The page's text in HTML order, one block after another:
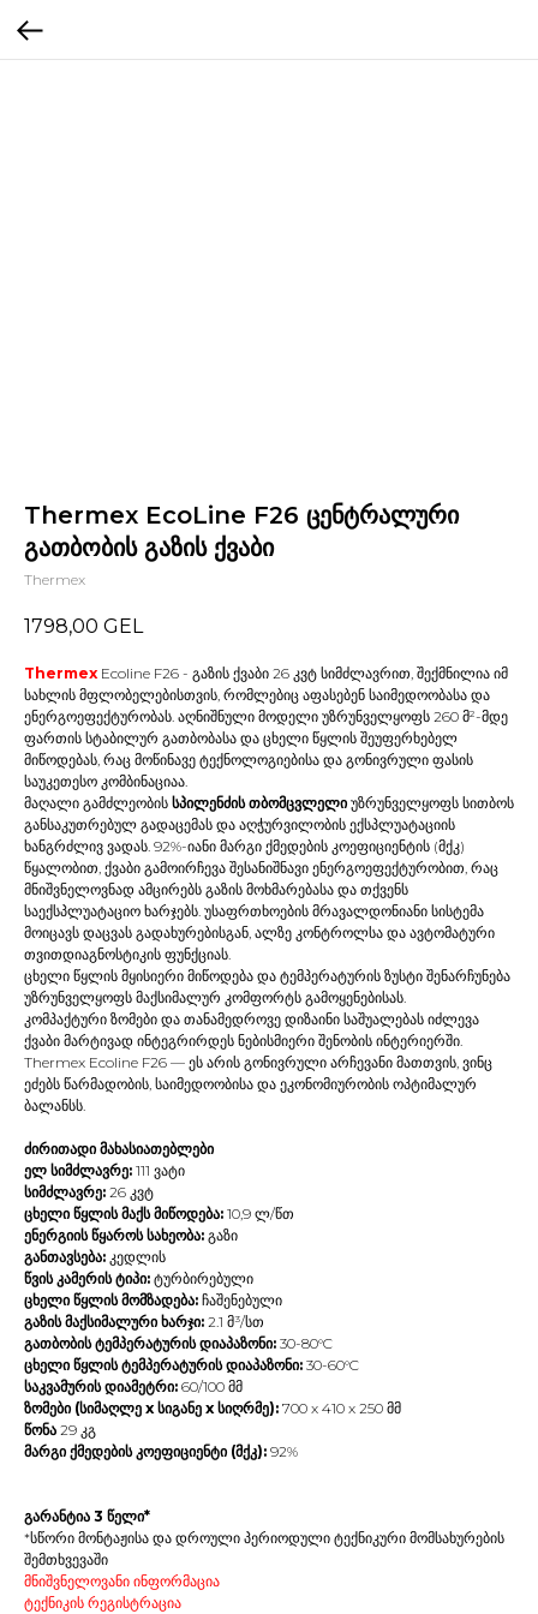
Thermex EcoLine F26 ცენტრალური
გათბობის გაზის ქვაბი
Thermex
1798,00 GEL
Thermex Ecoline F26 - გაზის ქვაბი 26 კვტ სიმძლავრით, შექმნილია იმ
სახლის მფლობელებისთვის, რომლებიც აფასებენ საიმედოობასა და
ენერგოეფექტურობას. აღნიშნული მოდელი უზრუნველყოფს 260 მ²-მდე
ფართის სტაბილურ გათბობასა და ცხელი წყლის შეუფერხებელ
მიწოდებას, რაც მოწინავე ტექნოლოგიებისა და გონივრული ფასის
საუკეთესო კომბინაციაა.
მაღალი გამძლეობის სპილენძის თბომცვლელი უზრუნველყოფს სითბოს
განსაკუთრებულ გადაცემას და აღჭურვილობის ექსპლუატაციის
ხანგრძლივ ვადას. 92%-იანი მარგი ქმედების კოეფიციენტის (მქკ)
წყალობით, ქვაბი გამოირჩევა შესანიშნავი ენერგოეფექტურობით, რაც
მნიშვნელოვნად ამცირებს გაზის მოხმარებასა და თქვენს
საექსპლუატაციო ხარჯებს. უსაფრთხოების მრავალდონიანი სისტემა
მოიცავს დაცვას გადახურებისგან, ალზე კონტროლსა და ავტომატური
თვითდიაგნოსტიკის ფუნქციას.
ცხელი წყლის მყისიერი მიწოდება და ტემპერატურის ზუსტი შენარჩუნება
უზრუნველყოფს მაქსიმალურ კომფორტს გამოყენებისას.
კომპაქტური ზომები და თანამედროვე დიზაინი საშუალებას იძლევა
ქვაბი მარტივად ინტეგრირდეს ნებისმიერი შენობის ინტერიერში.
Thermex Ecoline F26 — ეს არის გონივრული არჩევანი მათთვის, ვინც
ეძებს წარმადობის, საიმედოობისა და ეკონომიურობის ოპტიმალურ
ბალანსს.
ძირითადი მახასიათებლები
ელ სიმძლავრე: 111 ვატი
სიმძლავრე: 26 კვტ
ცხელი წყლის მაქს მიწოდება: 10,9 ლ/წთ
ენერგიის წყაროს სახეობა: გაზი
განთავსება: კედლის
წვის კამერის ტიპი: ტურბირებული
ცხელი წყლის მომზადება: ჩაშენებული
გაზის მაქსიმალური ხარჯი: 2.1 მ³/სთ
გათბობის ტემპერატურის დიაპაზონი: 30-80°C
ცხელი წყლის ტემპერატურის დიაპაზონი: 30-60°C
საკვამურის დიამეტრი: 60/100 მმ
ზომები (სიმაღლე x სიგანე x სიღრმე): 700 x 410 x 250 მმ
წონა 29 კგ
მარგი ქმედების კოეფიციენტი (მქკ): 92%
გარანტია 3 წელი*
*სწორი მონტაჟისა და დროული პერიოდული ტექნიკური მომსახურების
შემთხვევაში
მნიშვნელოვანი ინფორმაცია
ტექნიკის რეგისტრაცია